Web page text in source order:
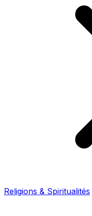
Religions & Spiritualités